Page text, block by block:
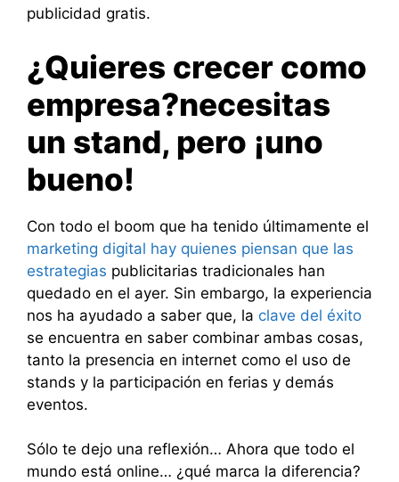
publicidad gratis.
¿Quieres crecer como
empresa?necesitas
un stand, pero ¡uno
bueno!
Con todo el boom que ha tenido últimamente el
marketing digital hay quienes piensan que las
estrategias publicitarias tradicionales han
quedado en el ayer. Sin embargo, la experiencia
nos ha ayudado a saber que, la clave del éxito
se encuentra en saber combinar ambas cosas,
tanto la presencia en internet como el uso de
stands y la participación en ferias y demás
eventos.
Sólo te dejo una reflexión… Ahora que todo el
mundo está online… ¿qué marca la diferencia?